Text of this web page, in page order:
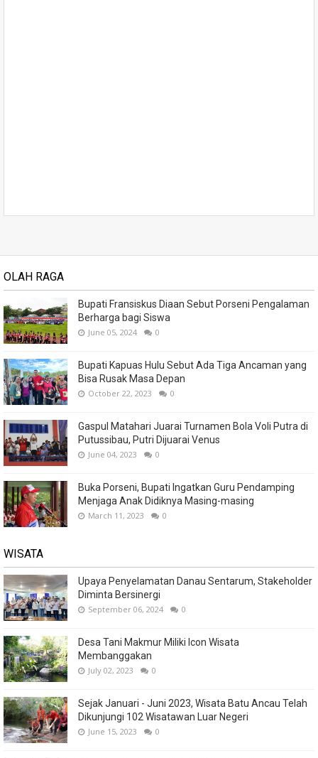
OLAH RAGA
Bupati Fransiskus Diaan Sebut Porseni Pengalaman
Berharga bagi Siswa
June 05, 2024 0
Bupati Kapuas Hulu Sebut Ada Tiga Ancaman yang
Bisa Rusak Masa Depan
October 22, 2023 0
Gaspul Matahari Juarai Turnamen Bola Voli Putra di
Putussibau, Putri Dijuarai Venus
June 04, 2023 0
Buka Porseni, Bupati Ingatkan Guru Pendamping
Menjaga Anak Didiknya Masing-masing
March 11, 2023 0
WISATA
Upaya Penyelamatan Danau Sentarum, Stakeholder
Diminta Bersinergi
September 06, 2024 0
Desa Tani Makmur Miliki Icon Wisata
Membanggakan
July 02, 2023 0
Sejak Januari - Juni 2023, Wisata Batu Ancau Telah
Dikunjungi 102 Wisatawan Luar Negeri
June 15, 2023 0